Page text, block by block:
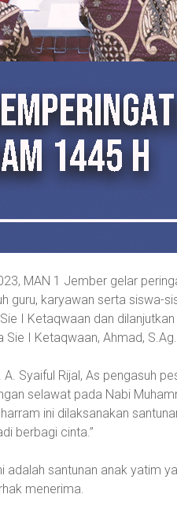
MAN 1 Jember gelar
guru, karyawan serta siswa-
I Ketaqwaan dan
I Ketaqwaan, Ahmad, S.Ag.
Syaiful Rijal, As pengasuh
selawat pada Nabi
ini dilaksanakan
berbagi cinta.”
santunan anak yatim
menerima.